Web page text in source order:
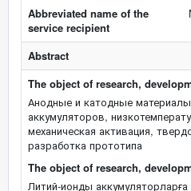
Abbreviated name of the
service recipient
Abstract
The object of research,
Анодные и катодные
аккумуляторов,
механическая активация,
разработка прототипа
The object of research,
Литий-ионды